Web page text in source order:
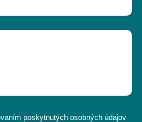
poskytnutých osobných údajov